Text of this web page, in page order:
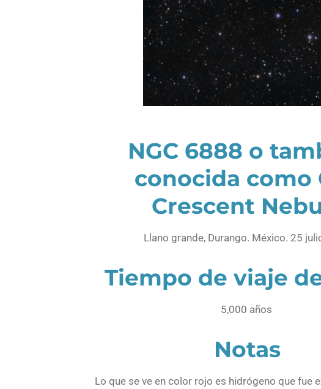
NGC 6888 o
conocida como
Crescent
Llano grande, Durango. México. 25
Tiempo de viaje
5,000 años
Notas
Lo que se ve en color rojo es hidrógeno que fue